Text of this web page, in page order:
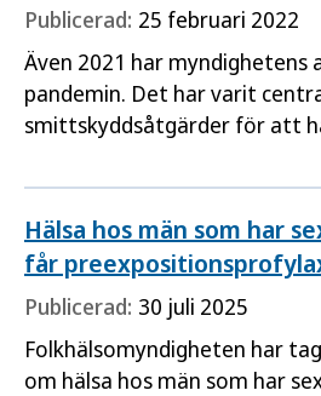
Publicerad: 25 februari 2022
Även 2021 har myndighetens
pandemin. Det har varit
smittskyddsåtgärder för att
hänsyn till de breda
Hälsa hos män som har
får
Publicerad: 30 juli 2025
Folkhälsomyndigheten har
om hälsa hos män som har